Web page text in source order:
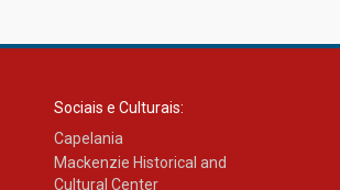
Sociais e Culturais:
Capelania
Mackenzie Historical and
Cultural Center